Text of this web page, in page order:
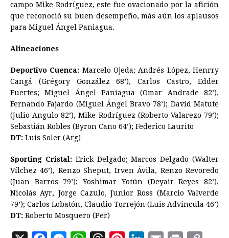
campo Mike Rodríguez, este fue ovacionado por la afición
que reconoció su buen desempeño, más aún los aplausos
para Miguel Ángel Paniagua.
Alineaciones
Deportivo Cuenca: Marcelo Ojeda; Andrés López, Henrry
Cangá (Grégory González 68’), Carlos Castro, Edder
Fuertes; Miguel Ángel Paniagua (Omar Andrade 82’),
Fernando Fajardo (Miguel Ángel Bravo 78’); David Matute
(Julio Angulo 82’), Mike Rodríguez (Roberto Valarezo 79’);
Sebastián Robles (Byron Cano 64’); Federico Laurito
DT: Luis Soler (Arg)
Sporting Cristal: Erick Delgado; Marcos Delgado (Walter
Vílchez 46’), Renzo Sheput, Irven Ávila, Renzo Revoredo
(Juan Barros 79’); Yoshimar Yotún (Deyair Reyes 82’),
Nicolás Ayr, Jorge Cazulo, Junior Ross (Marcio Valverde
79’); Carlos Lobatón, Claudio Torrejón (Luis Advíncula 46’)
DT: Roberto Mosquero (Per)